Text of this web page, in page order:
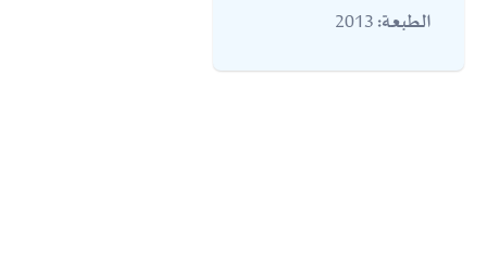
الطبعة: